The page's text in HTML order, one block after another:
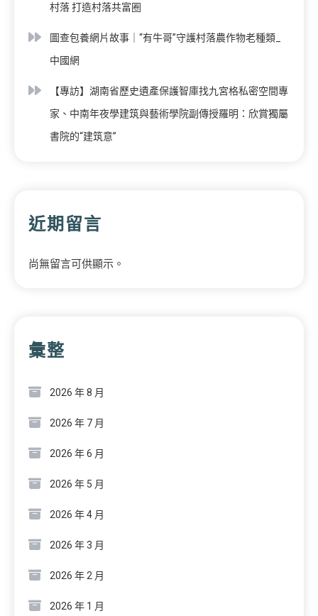
村落 打造村落共富圈
圖查包養網片故事｜“有牛哥”守護村落農作物老種類_
中國網
【專訪】湖南省歷史遺產保護智庫找九宮格私密空間專
家、中南年夜學建筑與藝術學院副傳授羅明：欣賞獨屬
書院的“建筑意”
近期留言
尚無留言可供顯示。
彙整
2026 年 8 月
2026 年 7 月
2026 年 6 月
2026 年 5 月
2026 年 4 月
2026 年 3 月
2026 年 2 月
2026 年 1 月